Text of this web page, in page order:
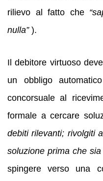
rilievo al fatto che
nulla”).
Il debitore virtuoso
un obbligo
concorsuale al
formale a cercare
debiti rilevanti; rivolgiti
soluzione prima che sia
spingere verso una